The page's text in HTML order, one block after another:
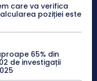
care va verifica
poziției este
65% din
de investigații